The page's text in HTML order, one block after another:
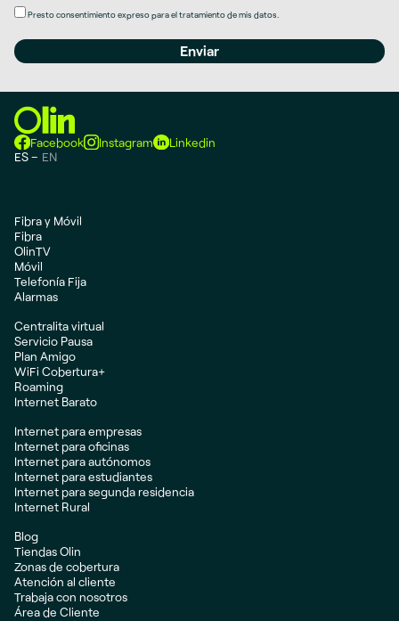
Prestoconsentimiento expresopara el tratamiento de mis datos.
Facebook Instagram
Linkedin
ES
EN
Fibra y Móvil
Fibra
OlinTV
Móvil
Telefonía Fija
Alarmas
Centralita virtual
Servicio Pausa
Plan Amigo
WiFi Cobertura+
Roaming
Internet Barato
Internet para empresas
Internet para oficinas
Internet para autónomos
Internet para estudiantes
Internet para segunda residencia
Internet Rural
Blog
Tiendas Olin
Zonas de cobertura
Atención al cliente
Trabaja con nosotros
Área de Cliente